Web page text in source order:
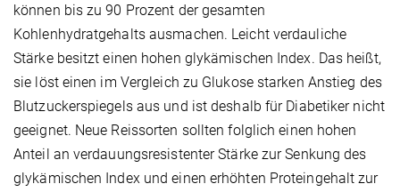
können bis zu 90 Prozent der gesamten
Kohlenhydratgehalts ausmachen. Leicht verdauliche
Stärke besitzt einen hohen glykämischen Index. Das heißt,
sie löst einen im Vergleich zu Glukose starken Anstieg des
Blutzuckerspiegels aus und ist deshalb für Diabetiker nicht
geeignet. Neue Reissorten sollten folglich einen hohen
Anteil an verdauungsresistenter Stärke zur Senkung des
glykämischen Index und einen erhöhten Proteingehalt zur